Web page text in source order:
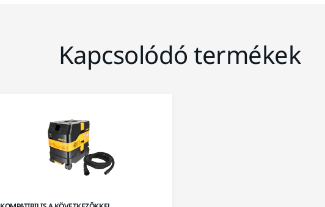
Kapcsolódó termékek